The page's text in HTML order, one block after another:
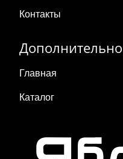
Контакты
Дополнительно
Главная
Каталог